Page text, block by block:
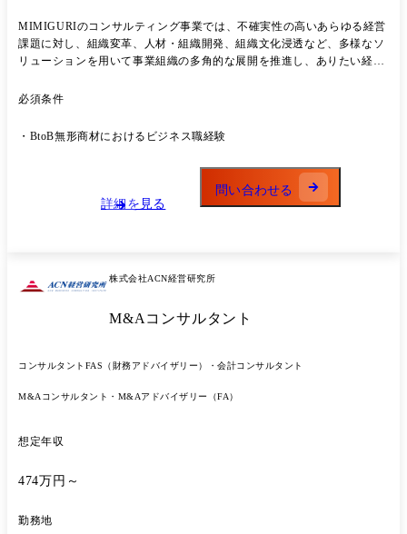
MIMIGURIのコンサルティング事業では、不確実性の高いあらゆる経営
課題に対し、組織変革、人材・組織開発、組織文化浸透など、多様なソ
リューションを用いて事業組織の多角的な展開を推進し、ありたい経営
ームでありながら研究機関としての顔も有しています。 Creative
実践的なコンサルティング実績と研究活動との往復を通じて、新たな理
究を往復しながら生み出されてきたMIMIGURIの各種アセットを用いな
がら、多角化支援、事業開発、組織設計、文化開発、人材開発などの専
決に向けた伴走支援を行っていただきます。 具体業務例： ・経営変革
能プロジェクトチームの組成とチームマネジメント（チームのポテンシ
およびミドルマネジメントの育成支援 ・事業承継やM&A時における組
的態度の獲得支援
必須条件
・BtoB無形商材におけるビジネス職経験
詳細を見る
問い合わせる
株式会社ACN経営研究所
M&Aコンサルタント
コンサルタント FAS（財務アドバイザリー）・会計コンサルタント
M&Aコンサルタント・M&Aアドバイザリー（FA）
想定年収
474万円～
勤務地